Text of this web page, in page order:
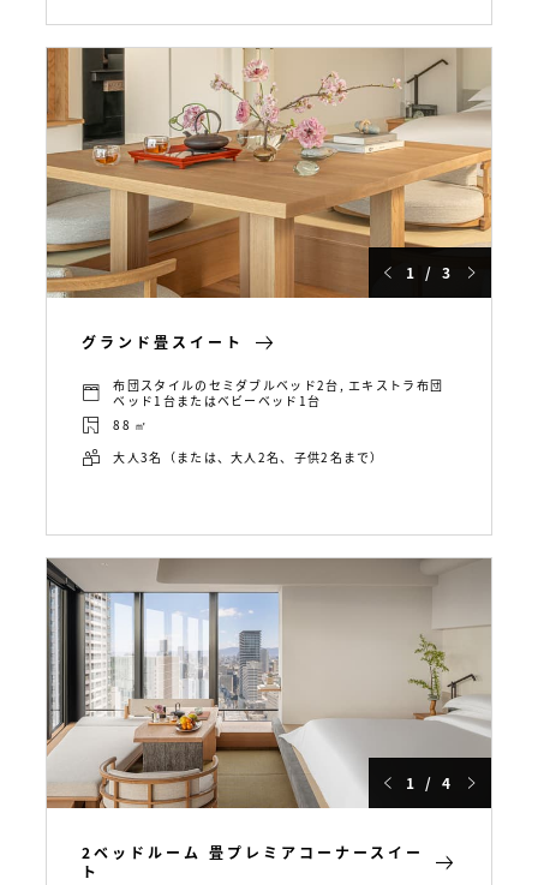
1 / 3
グランド畳スイート
布団スタイルのセミダブルベッド2台, エキストラ布団
ベッド1台またはベビーベッド1台
88 ㎡
大人3名（または、大人2名、子供2名まで）
1 / 4
2ベッドルーム 畳プレミアコーナースイー
ト